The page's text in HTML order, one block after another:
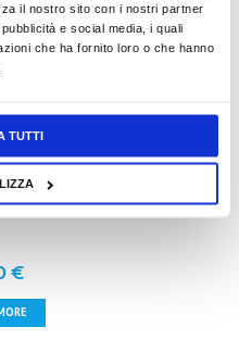
il nostro sito con i nostri partner
e social media, i quali
che ha fornito loro o che hanno
TUTTI
€
ADESIVI
€